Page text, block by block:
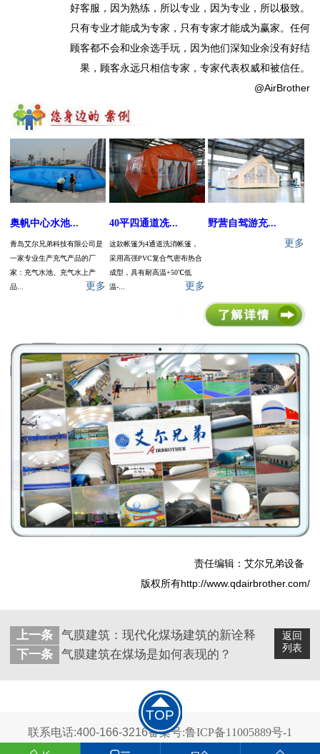
好客服，因为熟练，所以专业，因为专业，所以极致。
只有专业才能成为专家，只有专家才能成为赢家。任何
顾客都不会和业余选手玩，因为他们深知业余没有好结
果，顾客永远只相信专家，专家代表权威和被信任。
@AirBrother
奥帆中心水池...
青岛艾尔兄弟科技有限公司是
一家专业生产充气产品的厂
家：充气水池、充气水上产
品...
更多
40平四通道冼...
这款帐篷为4通道洗消帐篷，
采用高强PVC复合气密布热合
成型，具有耐高温+50℃低
温-...
更多
野营自驾游充...
更多
责任编辑：艾尔兄弟设备
版权所有http://www.qdairbrother.com/
返回
列表
上一条
气膜建筑：现代化煤场建筑的新诠释
下一条
气膜建筑在煤场是如何表现的？
TOP
联系电话:400-166-3216备案号:鲁ICP备11005889号-1